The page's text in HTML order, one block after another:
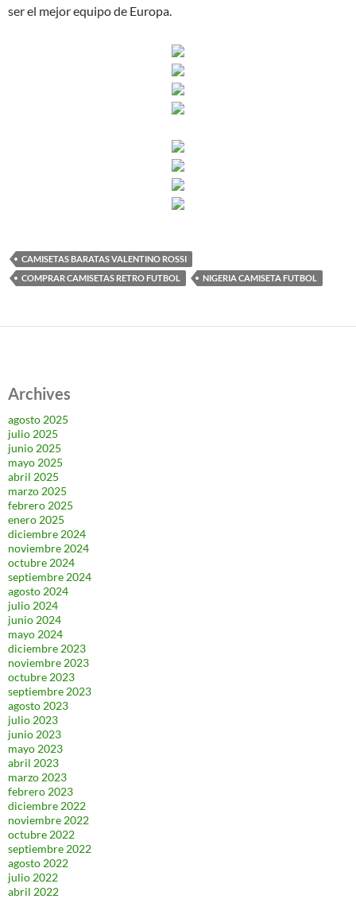
ser el mejor equipo de Europa.
CAMISETAS BARATAS VALENTINO ROSSI
COMPRAR CAMISETAS RETRO FUTBOL
NIGERIA CAMISETA FUTBOL
Archives
agosto 2025
julio 2025
junio 2025
mayo 2025
abril 2025
marzo 2025
febrero 2025
enero 2025
diciembre 2024
noviembre 2024
octubre 2024
septiembre 2024
agosto 2024
julio 2024
junio 2024
mayo 2024
diciembre 2023
noviembre 2023
octubre 2023
septiembre 2023
agosto 2023
julio 2023
junio 2023
mayo 2023
abril 2023
marzo 2023
febrero 2023
diciembre 2022
noviembre 2022
octubre 2022
septiembre 2022
agosto 2022
julio 2022
abril 2022